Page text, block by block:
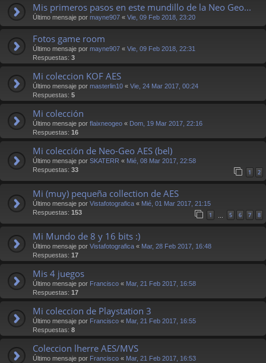
Mis primeros pasos en este mundillo de la Neo Geo...
Último mensaje por mayne907 « Vie, 09 Feb 2018, 23:20
Fotos game room
Último mensaje por mayne907 « Vie, 09 Feb 2018, 22:31
Respuestas: 3
Mi coleccion KOF AES
Último mensaje por masterlin10 « Vie, 24 Mar 2017, 00:24
Respuestas: 5
Mi colección
Último mensaje por flaixneogeo « Dom, 19 Mar 2017, 22:16
Respuestas: 16
Mi colección de Neo-Geo AES (bel)
Último mensaje por SKATERR « Mié, 08 Mar 2017, 22:58
Respuestas: 33 1 2
Mi (muy) pequeña collection de AES
Último mensaje por Vistafotografica « Mié, 01 Mar 2017, 21:15
Respuestas: 153 1 … 5 6 7 8
Mi Mundo de 8 y 16 bits :)
Último mensaje por Vistafotografica « Mar, 28 Feb 2017, 16:48
Respuestas: 17
Mis 4 juegos
Último mensaje por Francisco « Mar, 21 Feb 2017, 16:58
Respuestas: 17
Mi coleccion de Playstation 3
Último mensaje por Francisco « Mar, 21 Feb 2017, 16:55
Respuestas: 8
Coleccion lherre AES/MVS
Último mensaje por Francisco « Mar, 21 Feb 2017, 16:53